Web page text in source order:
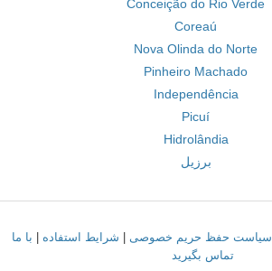
Conceição do Rio Verde
Coreaú
Nova Olinda do Norte
Pinheiro Machado
Independência
Picuí
Hidrolândia
برزیل
سیاست حفظ حریم خصوصی شرایط استفاده
با ما
تماس بگیرید